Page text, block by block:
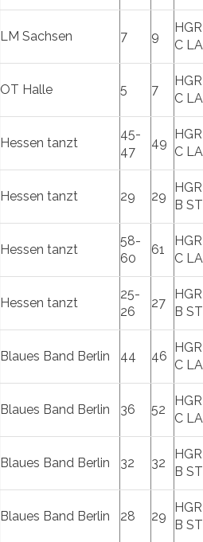
LM Sachsen 7 9
HGR
C
OT Halle 5 7
HGR
C
Hessen tanzt
45-
47
49
HGR
C
Hessen tanzt 29 29
HGR
B
Hessen tanzt
58-
60
61
HGR
C
Hessen tanzt
25-
26
27
HGR
B
Blaues Band Berlin 44 46
HGR
C
Blaues Band Berlin 36 52
HGR
C
Blaues Band Berlin 32 32
HGR
B
Blaues Band Berlin 28 29
HGR
B